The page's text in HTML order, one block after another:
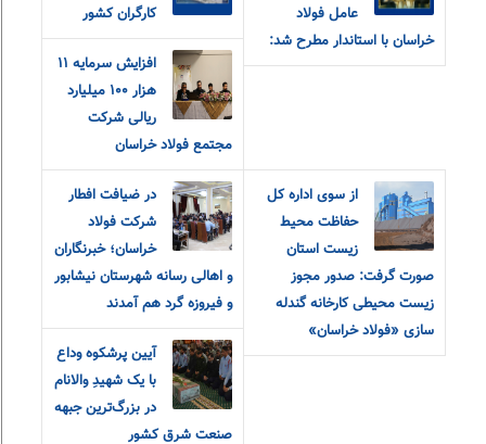
عامل فولاد
خراسان با استاندار مطرح شد:
کارگران کشور
افزایش سرمایه ۱۱
هزار ۱۰۰ میلیارد
ریالی شرکت
مجتمع فولاد خراسان
از سوی اداره کل
حفاظت محیط
زیست استان
صورت گرفت: صدور مجوز
زیست محیطی کارخانه گندله
سازی «فولاد خراسان»
در ضیافت افطار
شرکت فولاد
خراسان؛ خبرنگاران
و اهالی رسانه شهرستان نیشابور
و فیروزه گرد هم آمدند
آیین پرشکوه وداع
با یک شهیدِ والانام
در بزرگ‌ترین جبهه
صنعت شرق کشور